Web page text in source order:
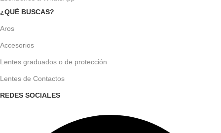
¿QUÉ BUSCAS?
Aros
Accesorios
Lentes graduados o de protección
Lentes de Contactos
REDES SOCIALES